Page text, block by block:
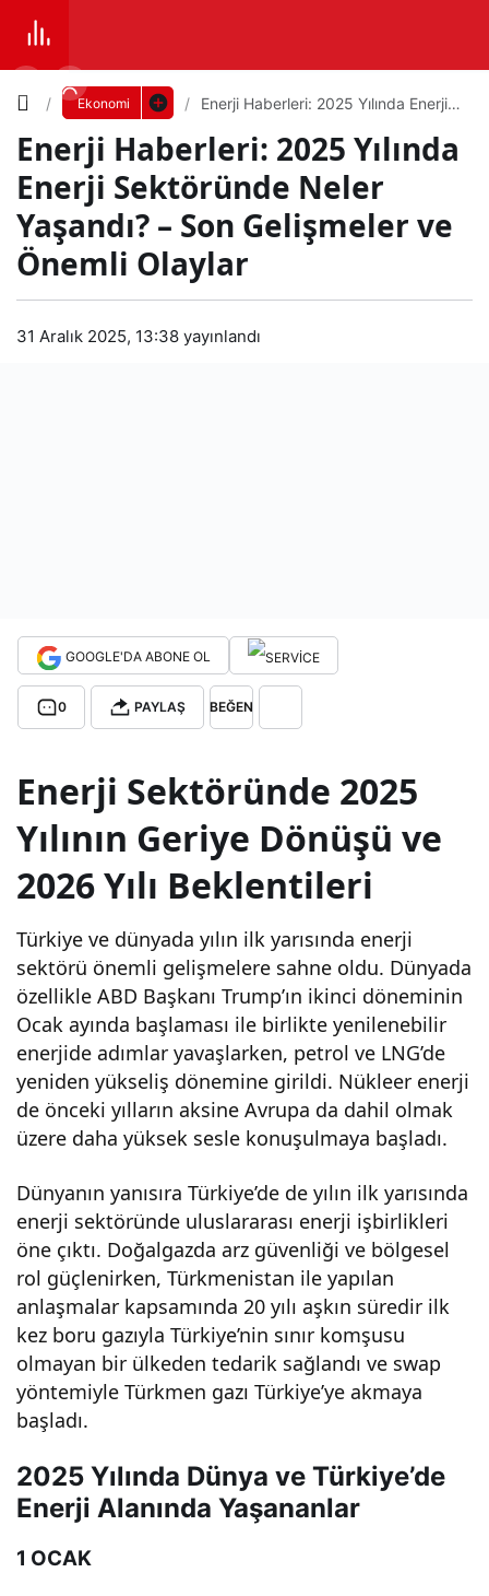
Ekonomi
Enerji Haberleri: 2025 Yılında Enerji
Gelişmeler ve Önemli Olaylar
Enerji Haberleri: 2025 Yılında
Enerji Sektöründe Neler
Yaşandı? – Son Gelişmeler ve
Önemli Olaylar
31 Aralık 2025, 13:38 yayınlandı
GOOGLE'DA ABONE OL
0 PAYLAŞ BEĞEN
Enerji Sektöründe 2025
Yılının Geriye Dönüşü ve
2026 Yılı Beklentileri
Türkiye ve dünyada yılın ilk yarısında enerji
sektörü önemli gelişmelere sahne oldu. Dünyada
özellikle ABD Başkanı Trump’ın ikinci döneminin
Ocak ayında başlaması ile birlikte yenilenebilir
enerjide adımlar yavaşlarken, petrol ve LNG’de
yeniden yükseliş dönemine girildi. Nükleer enerji
de önceki yılların aksine Avrupa da dahil olmak
üzere daha yüksek sesle konuşulmaya başladı.
Dünyanın yanısıra Türkiye’de de yılın ilk yarısında
enerji sektöründe uluslararası enerji işbirlikleri
öne çıktı. Doğalgazda arz güvenliği ve bölgesel
rol güçlenirken, Türkmenistan ile yapılan
anlaşmalar kapsamında 20 yılı aşkın süredir ilk
kez boru gazıyla Türkiye’nin sınır komşusu
olmayan bir ülkeden tedarik sağlandı ve swap
yöntemiyle Türkmen gazı Türkiye’ye akmaya
başladı.
2025 Yılında Dünya ve Türkiye’de
Enerji Alanında Yaşananlar
1 OCAK
Ene
Hab
Yılın
da
rji
Sekt
örü
nde
Nele
Yaş
andı
? –
Son
Geli
şme
ler
Yazı
Boyutunu
Ayarla
Küçük 100% Dev